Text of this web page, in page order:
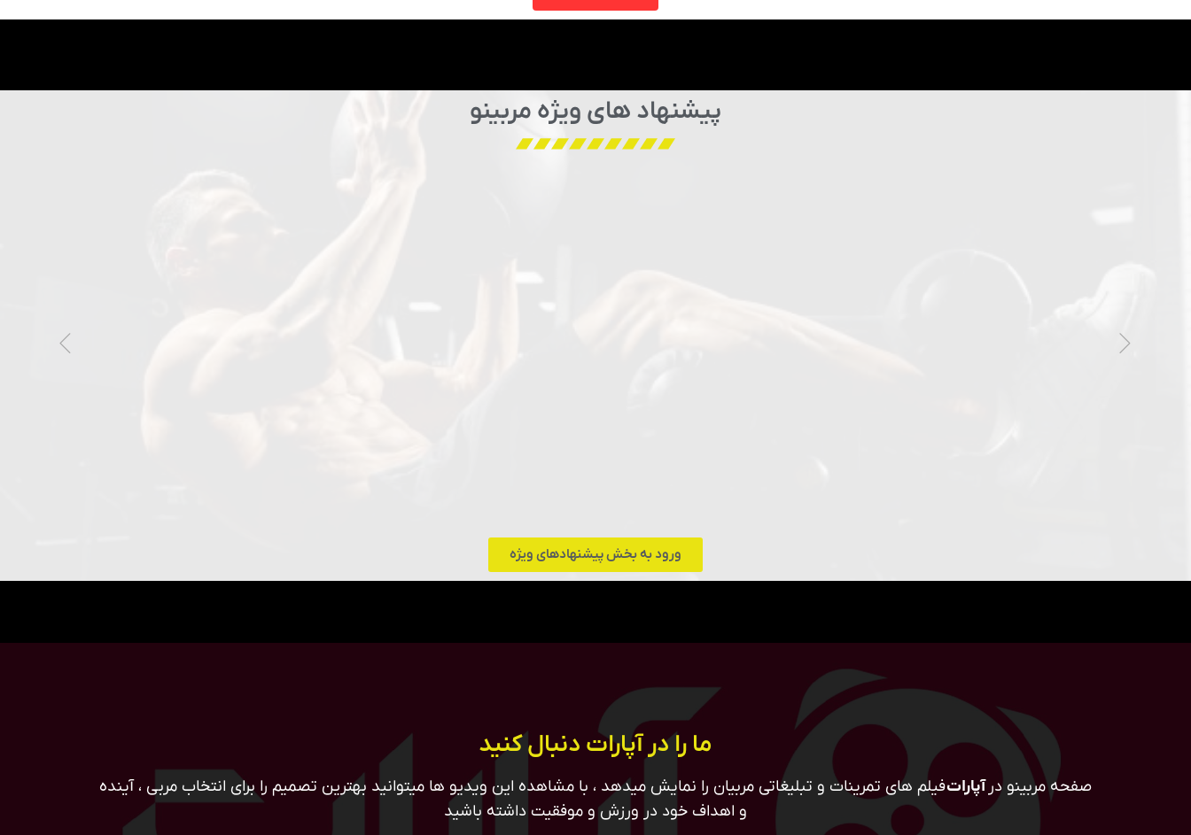
پیشنهاد های ویژه مربینو
ورود به بخش پیشنهادهای ویژه
ما را در آپارات دنبال کنید
صفحه مربینو در آپاراتفیلم های تمرینات و تبلیغاتی مربیان را نمایش میدهد ، با مشاهده این ویدیو ها میتوانید بهترین تصمیم را برای انتخاب مربی ، آینده
و اهداف خود در ورزش و موفقیت داشته باشید